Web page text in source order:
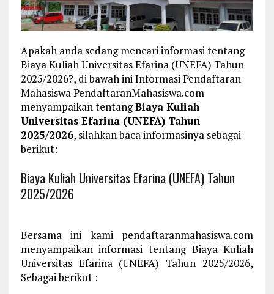
Apakah anda sedang mencari informasi tentang
Biaya Kuliah Universitas Efarina (UNEFA) Tahun
2025/2026?, di bawah ini Informasi Pendaftaran
Mahasiswa PendaftaranMahasiswa.com
menyampaikan tentangBiaya Kuliah
Universitas Efarina (UNEFA) Tahun
2025/2026, silahkan baca informasinya sebagai
berikut:
Biaya Kuliah Universitas Efarina (UNEFA) Tahun
2025/2026
Bersama ini kami pendaftaranmahasiswa.com
menyampaikan informasi tentang Biaya Kuliah
Universitas Efarina (UNEFA) Tahun 2025/2026,
Sebagai berikut :